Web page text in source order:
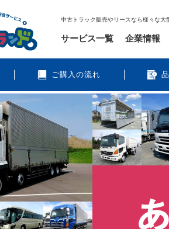
中古トラック販売やリースなら様々な
ご購入の流れ
サービス一覧 企業情報